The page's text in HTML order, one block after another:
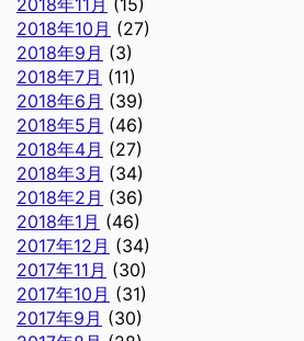
2018年10月 (27)
2018年9月 (3)
2018年7月 (11)
2018年6月 (39)
2018年5月 (46)
2018年4月 (27)
2018年3月 (34)
2018年2月 (36)
2018年1月 (46)
2017年12月 (34)
2017年11月 (30)
2017年10月 (31)
2017年9月 (30)